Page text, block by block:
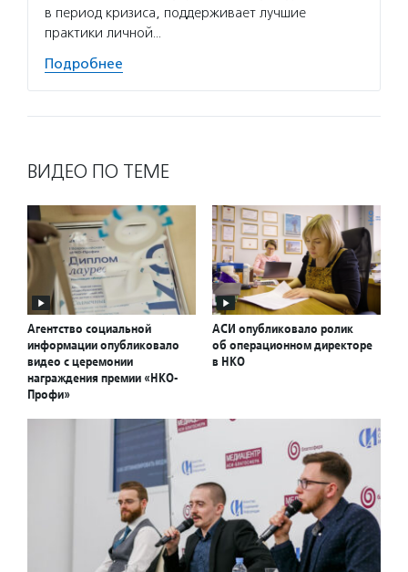
в период кризиса, поддерживает лучшие
практики личной…
Подробнее
ВИДЕО ПО ТЕМЕ
Агентство социальной
информации опубликовало
видео с церемонии
награждения премии «НКО-
Профи»
АСИ опубликовало ролик
об операционном директоре
в НКО